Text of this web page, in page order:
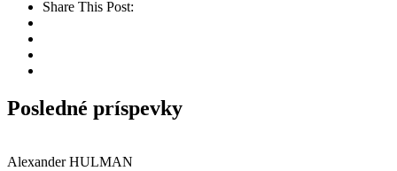
Share This Post:
Posledné príspevky
Alexander HULMAN